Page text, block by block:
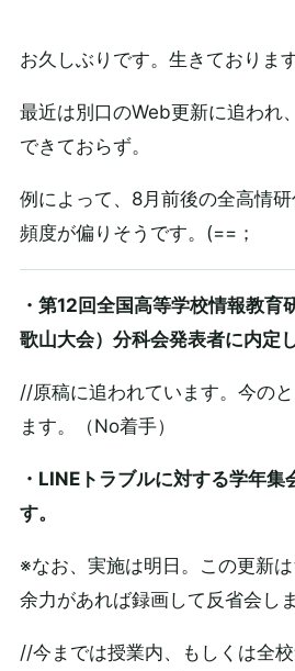
お久しぶりです。生きております
最近は別口のWeb更新に追われ
できておらず。
例によって、8月前後の全高情
頻度が偏りそうです。(==；
・第12回全国高等学校情報教育
歌山大会）分科会発表者に内定
//原稿に追われています。今の
ます。（No着手）
・LINEトラブルに対する学年集
す。
※なお、実施は明日。この更新は
余力があれば録画して反省会しま
//今までは授業内、もしくは全校